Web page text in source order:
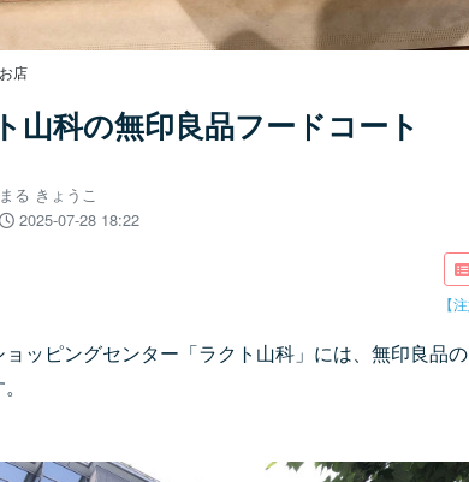
店
山科の無印良品フードコート
まる きょうこ
2025-07-28 18:22
【
ョッピングセンター「ラクト山科」には、無印良品